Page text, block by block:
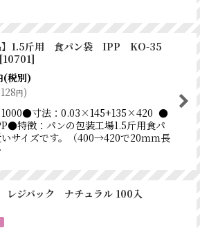
】1.5斤用 食パン袋 IPP KO-35
[10701]
(税別)
円)
寸法：0.03×145+135×420 ●
特徴：パンの包装工場1.5斤用食パ
いサイズです。（400→420で20ｍｍ長
ジバック ナチュラル 100入